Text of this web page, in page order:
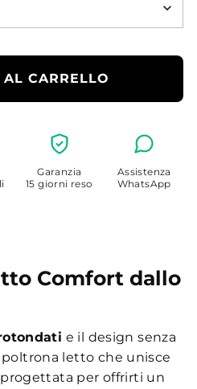
AL CARRELLO
Garanzia
15 giorni reso
Assistenza
WhatsApp
Comfort dallo
e il design senza
letto che unisce
per offrirti un